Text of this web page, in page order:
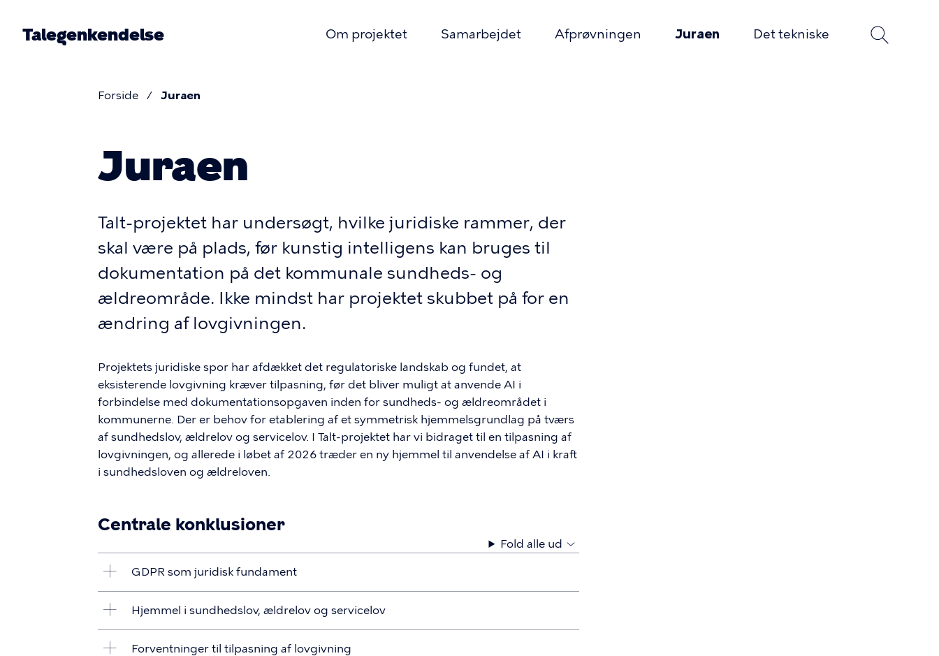
hovedindhold
Talegenkendelse Om projektet Samarbejdet Afprøvningen Juraen Det tekniske
Brødkrumme
Forside Juraen
Juraen
Talt-projektet har undersøgt, hvilke juridiske rammer, der
skal være på plads, før kunstig intelligens kan bruges til
dokumentation på det kommunale sundheds- og
ældreområde. Ikke mindst har projektet skubbet på for en
ændring af lovgivningen.
Projektets juridiske spor har afdækket det regulatoriske landskab og fundet, at
eksisterende lovgivning kræver tilpasning, før det bliver muligt at anvende AI i
forbindelse med dokumentationsopgaven inden for sundheds- og ældreområdet i
kommunerne. Der er behov for etablering af et symmetrisk hjemmelsgrundlag på tværs
af sundhedslov, ældrelov og servicelov. I Talt-projektet har vi bidraget til en tilpasning af
lovgivningen, og allerede i løbet af 2026 træder en ny hjemmel til anvendelse af AI i kraft
i sundhedsloven og ældreloven.
Centrale konklusioner
Fold alle ud
GDPR som juridisk fundament
Hjemmel i sundhedslov, ældrelov og servicelov
Forventninger til tilpasning af lovgivning